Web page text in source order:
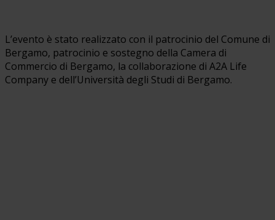
L’evento è stato realizzato con il patrocinio del Comune di
Bergamo, patrocinio e sostegno della Camera di
Commercio di Bergamo, la collaborazione di A2A Life
Company e dell’Università degli Studi di Bergamo.